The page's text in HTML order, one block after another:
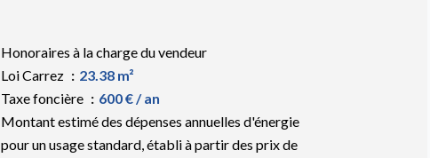
Honoraires à la charge du vendeur
Loi Carrez
23.38 m²
Taxe foncière
600 € / an
Montant estimé des dépenses annuelles d'énergie
pour un usage standard, établi à partir des prix de